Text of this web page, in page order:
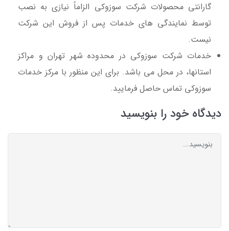
گارانتی محصولات شرکت سوزوکی الزاماً نیازی به نصب
توسط نمایندگی های خدمات پس از فروش این شرکت
نیست.
خدمات شرکت سوزوکی در محدوده شهر تهران و مراکز
استانها، در محل می باشد. برای این منظور با مرکز خدمات
سوزوکی تماس حاصل فرمایید.
دیدگاه خود را بنویسید